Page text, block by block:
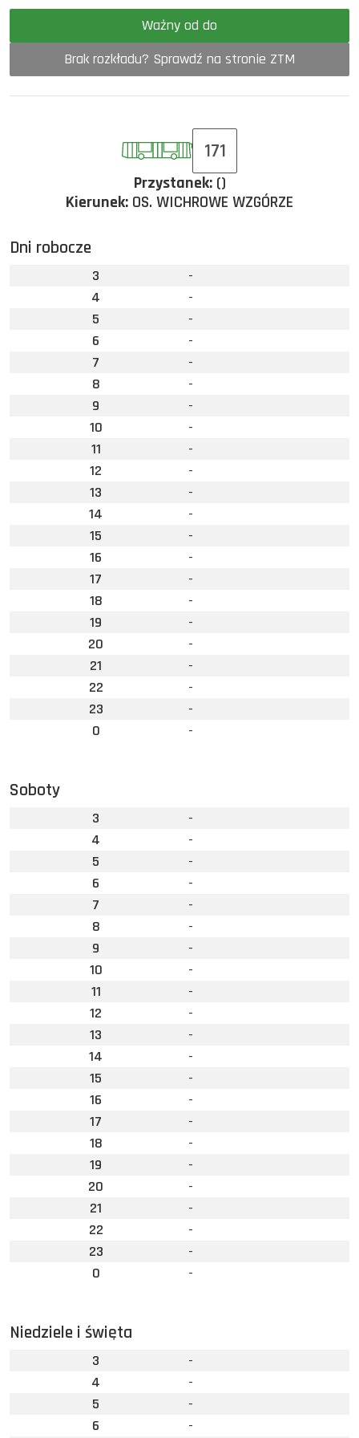
Ważny od do
Brak rozkładu? Sprawdź na stronie ZTM
171
Przystanek:()
Kierunek: OS. WICHROWE WZGÓRZE
Dni robocze
3
-
4
-
5
-
6
-
7
-
8
-
9
-
10
-
11
-
12
-
13
-
14
-
15
-
16
-
17
-
18
-
19
-
20
-
21
-
22
-
23
-
0
-
Soboty
3
-
4
-
5
-
6
-
7
-
8
-
9
-
10
-
11
-
12
-
13
-
14
-
15
-
16
-
17
-
18
-
19
-
20
-
21
-
22
-
23
-
0
-
Niedziele i święta
3
-
4
-
5
-
6
-